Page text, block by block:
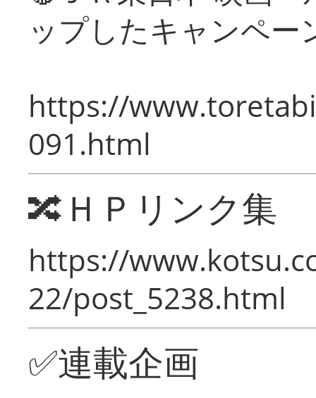
ップしたキャンペー
https://
091.html
🔀ＨＰリンク集
https://
22/post_5238.html
✅連載企画